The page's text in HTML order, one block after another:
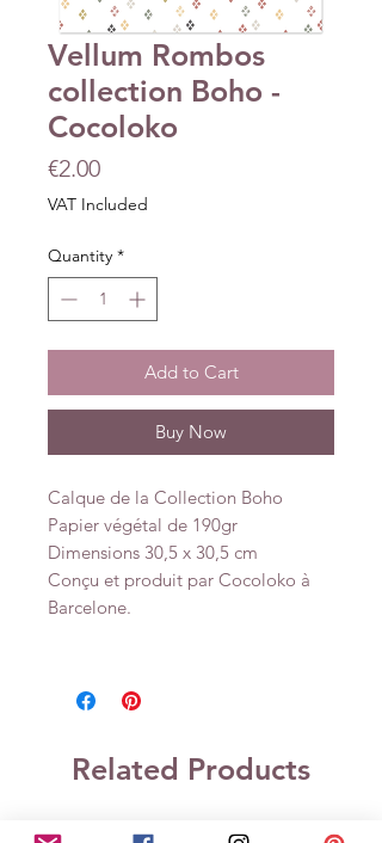
Vellum Rombos
collection Boho -
Cocoloko
€2.00Price
VAT Included
Quantity *
Add to Cart
Buy Now
Calque de la Collection Boho
Papier végétal de 190gr
Dimensions 30,5 x 30,5 cm
Conçu et produit par Cocoloko à
Barcelone.
Related Products